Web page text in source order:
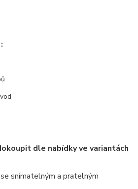
dle nabídky ve variantách
snímatelným a pratelným